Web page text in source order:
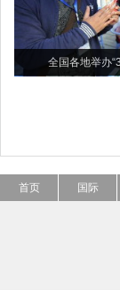
全国各地举办
首页 国际